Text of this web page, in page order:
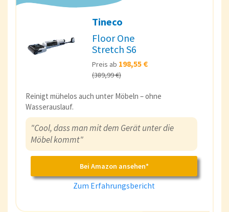
Tineco
Floor One
Stretch S6
Preis ab 198,55 €
(389,99 €)
Reinigt mühelos auch unter Möbeln – ohne
Wasserauslauf.
"Cool, dass man mit dem Gerät unter die
Möbel kommt"
Bei Amazon ansehen*
Zum Erfahrungsbericht